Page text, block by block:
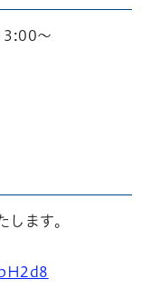
～
ます。